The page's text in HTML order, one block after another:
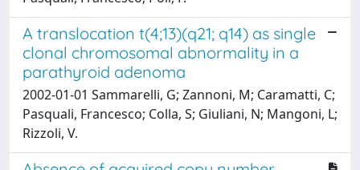
A translocation t(4;13)(q21; q14) as single
clonal chromosomal abnormality in a
parathyroid adenoma
2002-01-01 Sammarelli, G; Zannoni, M; Caramatti, C;
Pasquali, Francesco; Colla, S; Giuliani, N; Mangoni, L;
Rizzoli, V.